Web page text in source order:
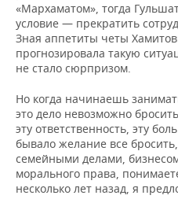
«Мархаматом», тогда
условие — прекратить
Зная аппетиты четы
прогнозировала такую
не стало сюрпризом.
Но когда начинаешь
это дело невозможно
эту ответственность, эту
бывало желание все
семейными делами,
морального права,
несколько лет назад, я